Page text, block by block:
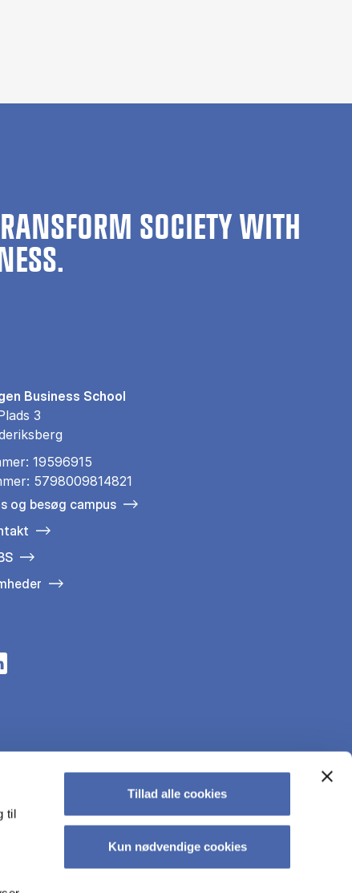
til
Tillad alle cookies
Kun nødvendige cookies
SOCIETY WITH
Business School
3
19596915
5798009814821
og besøg campus
new tab
in a new tab
in a new tab